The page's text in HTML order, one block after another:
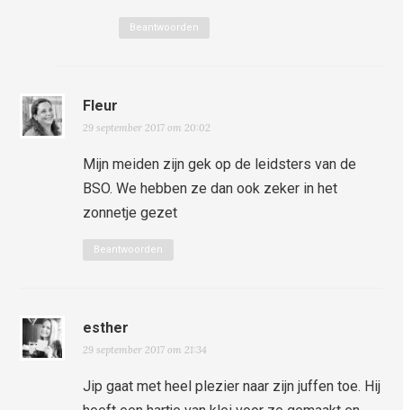
Beantwoorden
Fleur
29 september 2017 om 20:02
Mijn meiden zijn gek op de leidsters van de
BSO. We hebben ze dan ook zeker in het
zonnetje gezet
Beantwoorden
esther
29 september 2017 om 21:34
Jip gaat met heel plezier naar zijn juffen toe. Hij